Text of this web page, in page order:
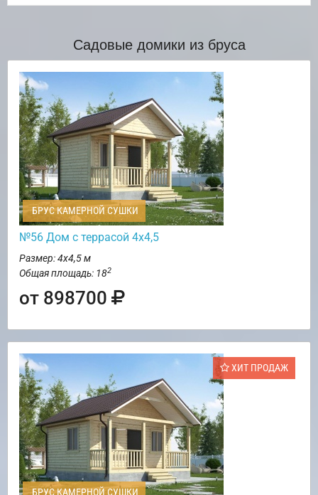
Садовые домики из бруса
БРУС КАМЕРНОЙ СУШКИ
№56 Дом с террасой 4х4,5
Размер: 4х4,5 м
Общая площадь: 182
от 898700
ХИТ ПРОДАЖ
БРУС КАМЕРНОЙ СУШКИ